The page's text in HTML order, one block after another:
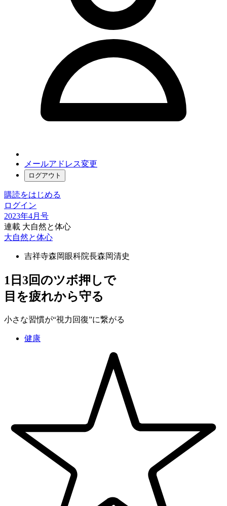
メールアドレス変更
ログアウト
購読をはじめる
ログイン
2023年4月号
連載 大自然と体心
大自然と体心
吉祥寺森岡眼科院長森岡清史
1日3回のツボ押しで
目を疲れから守る
小さな習慣が“視力回復”に繋がる
健康